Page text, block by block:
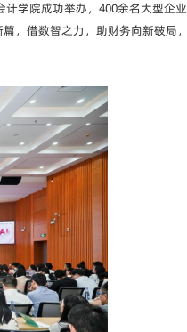
学院成功举办，400余名大型企业
，借数智之力，助财务向新破局，